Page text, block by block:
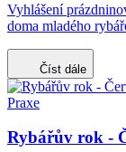
Vyhlášení
doma mladého
Číst dále
Praxe
Rybářův rok -